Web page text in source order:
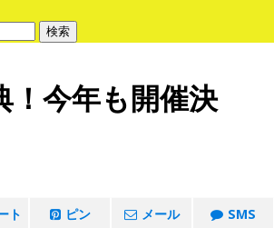
！今年も開催決
ト ピン メール SMS